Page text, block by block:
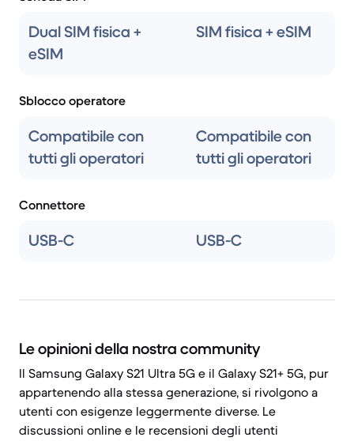
Dual SIM fisica +
eSIM
SIM fisica + eSIM
Sblocco operatore
Compatibile con
tutti gli operatori
Compatibile con
tutti gli operatori
Connettore
USB-C USB-C
Le opinioni della nostra community
Il Samsung Galaxy S21 Ultra 5G e il Galaxy S21+ 5G, pur
appartenendo alla stessa generazione, si rivolgono a
utenti con esigenze leggermente diverse. Le
discussioni online e le recensioni degli utenti